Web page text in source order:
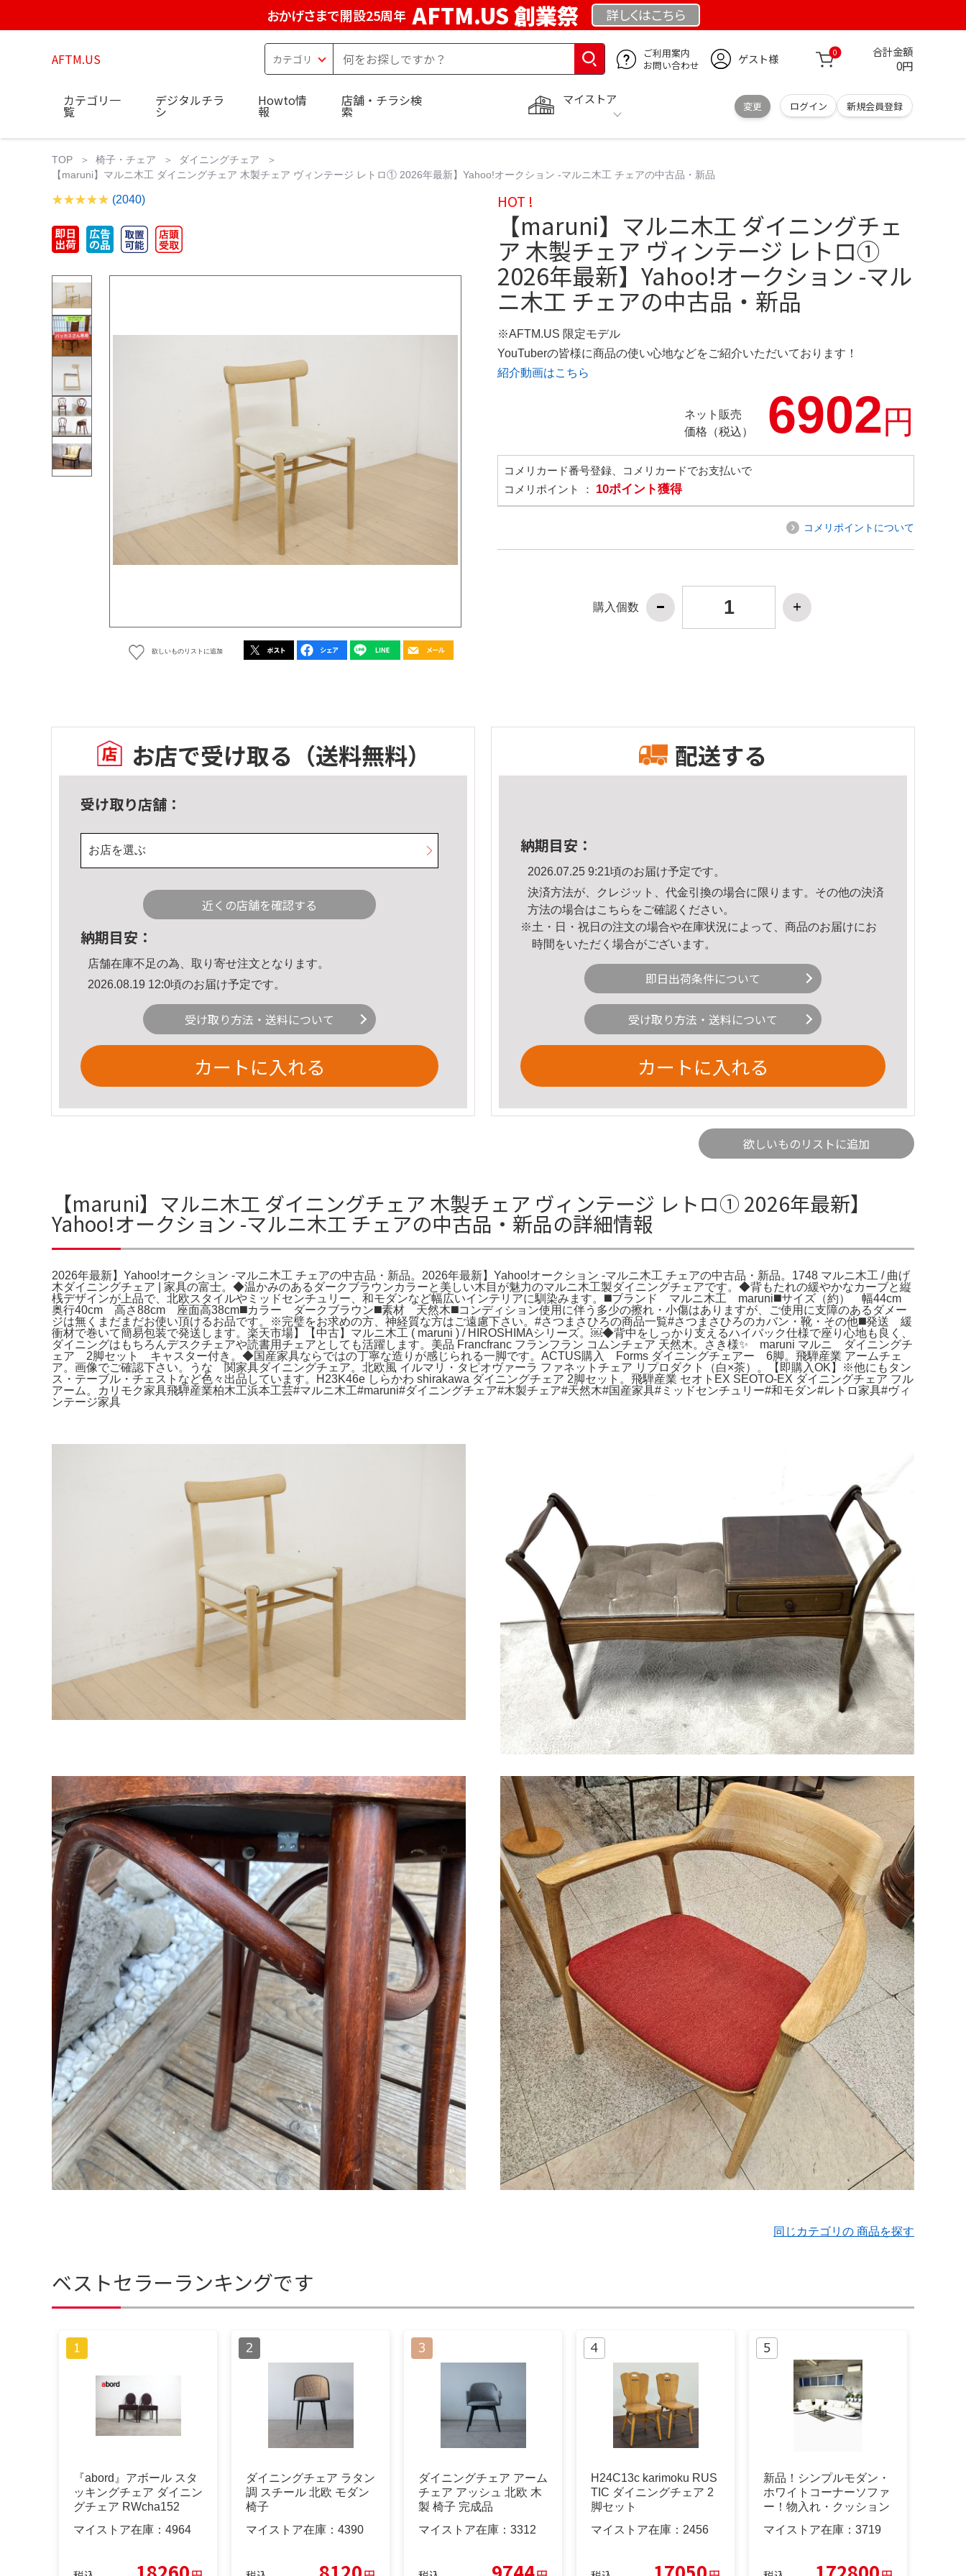
おかげさまで開設25周年 AFTM.US 創業祭 詳しくはこちら
AFTM.US
ご利用案内
お問い合わせ
ゲスト様 0 合計金額
0円
マイストア
変更 ログイン 新規会員登録
カテゴリ一
覧
デジタルチラ
シ
Howto情
報
店舗・チラシ検
索
TOP 椅子・チェア
ダイニングチェア
【maruni】マルニ木工 ダイニングチェア 木製チェア ヴィンテージ レトロ① 2026年最新】Yahoo!オークション -マルニ木工 チェアの中古品・新品
(2040)
欲しいものリストに追加
HOT !
【maruni】マルニ木工 ダイニングチェ
ア 木製チェア ヴィンテージ レトロ①
2026年最新】Yahoo!オークション -マル
ニ木工 チェアの中古品・新品
※AFTM.US 限定モデル
YouTuberの皆様に商品の使い心地などをご紹介いただいております！
紹介動画はこちら
ネット販売
価格（税込）
6902円
コメリカード番号登録、コメリカードでお支払いで
コメリポイント ： 10ポイント獲得
コメリポイントについて
購入個数
お店で受け取る （送料無料）
受け取り店舗：
お店を選ぶ
近くの店舗を確認する
納期目安：
店舗在庫不足の為、取り寄せ注文となります。
2026.08.19 12:0頃のお届け予定です。
受け取り方法・送料について
カートに入れる
配送する
納期目安：
2026.07.25 9:21頃のお届け予定です。
決済方法が、クレジット、代金引換の場合に限ります。その他の決済
方法の場合はこちら をご確認ください。
※土・日・祝日の注文の場合や在庫状況によって、商品のお届けにお
時間をいただく場合がございます。
即日出荷条件について
受け取り方法・送料について
カートに入れる
欲しいものリストに追加
【maruni】マルニ木工 ダイニングチェア 木製チェア ヴィンテージ レトロ① 2026年最新】
Yahoo!オークション -マルニ木工 チェアの中古品・新品の詳細情報
2026年最新】Yahoo!オークション -マルニ木工 チェアの中古品・新品。2026年最新】Yahoo!オークション -マルニ木工 チェアの中古品・新品。1748 マルニ木工 / 曲げ
木ダイニングチェア | 家具の富士。◆温かみのあるダークブラウンカラーと美しい木目が魅力のマルニ木工製ダイニングチェアです。◆背もたれの緩やかなカーブと縦
桟デザインが上品で、北欧スタイルやミッドセンチュリー、和モダンなど幅広いインテリアに馴染みます。◼️ブランド マルニ木工 maruni◼️サイズ（約） 幅44cm
奥行40cm 高さ88cm 座面高38cm◼️カラー ダークブラウン◼️素材 天然木◼️コンディション使用に伴う多少の擦れ・小傷はありますが、ご使用に支障のあるダメー
ジは無くまだまだお使い頂けるお品です。※完璧をお求めの方、神経質な方はご遠慮下さい。#さつまさひろの商品一覧#さつまさひろのカバン・靴・その他◼️発送 緩
衝材で巻いて簡易包装で発送します。楽天市場】【中古】マルニ木工 ( maruni ) / HIROSHIMAシリーズ。￼◆背中をしっかり支えるハイバック仕様で座り心地も良く、
ダイニングはもちろんデスクチェアや読書用チェアとしても活躍します。美品 Francfranc フランフラン コムンチェア 天然木。さき様✨ maruni マルニ ダイニングチ
ェア 2脚セット キャスター付き。◆国産家具ならではの丁寧な造りが感じられる一脚です。ACTUS購入 Forms ダイニングチェアー 6脚。飛騨産業 アームチェ
ア。画像でご確認下さい。うな 関家具ダイニングチェア。北欧風 イルマリ・タピオヴァーラ ファネットチェア リプロダクト（白×茶）。【即購入OK】※他にもタン
ス・テーブル・チェストなど色々出品しています。H23K46e しらかわ shirakawa ダイニングチェア 2脚セット。飛騨産業 セオトEX SEOTO-EX ダイニングチェア フル
アーム。カリモク家具飛騨産業柏木工浜本工芸#マルニ木工#maruni#ダイニングチェア#木製チェア#天然木#国産家具#ミッドセンチュリー#和モダン#レトロ家具#ヴィ
ンテージ家具
同じカテゴリの 商品を探す
ベストセラーランキングです
『abord』アボール スタ
ッキングチェア ダイニン
グチェア RWcha152
マイストア在庫： 4964
ダイニングチェア ラタン
調 スチール 北欧 モダン
椅子
マイストア在庫： 4390
ダイニングチェア アーム
チェア アッシュ 北欧 木
製 椅子 完成品
マイストア在庫： 3312
H24C13c karimoku RUS
TIC ダイニングチェア 2
脚セット
マイストア在庫： 2456
新品！シンプルモダン・
ホワイトコーナーソファ
ー！物入れ・クッション
マイストア在庫： 3719